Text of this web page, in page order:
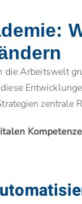
Arbeitswelt
zentrale